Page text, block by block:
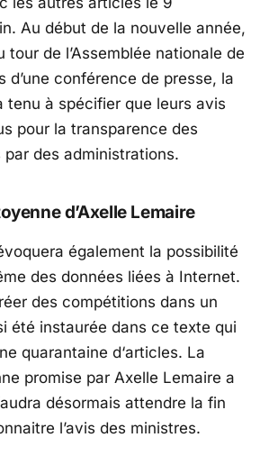
Au début de la nouvelle année,
tour de l’Assemblée nationale de
d’une conférence de presse, la
tenu à spécifier que leurs avis
pour la transparence des
des administrations.
d’Axelle Lemaire
également la possibilité
des données liées à Internet.
des compétitions dans un
été instaurée dans ce texte qui
quarantaine d‘articles. La
promise par Axelle Lemaire a
désormais attendre la fin
l’avis des ministres.